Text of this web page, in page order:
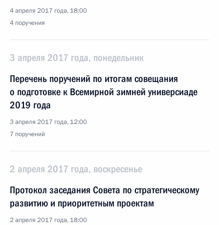
4 апреля 2017 года, 18:00
4 поручения
3 апреля 2017 года, понедельник
Перечень поручений по итогам совещания
о подготовке к Всемирной зимней универсиаде
2019 года
3 апреля 2017 года, 12:00
7 поручений
2 апреля 2017 года, воскресенье
Протокол заседания Совета по стратегическому
развитию и приоритетным проектам
2 апреля 2017 года, 18:00